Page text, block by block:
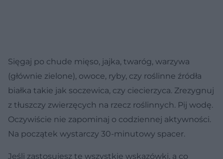
Sięgaj po chude mięso, jajka, twaróg, warzywa
(głównie zielone), owoce, ryby, czy roślinne źródła
białka takie jak soczewica, czy ciecierzyca. Zrezygnuj
z tłuszczy zwierzęcych na rzecz roślinnych. Pij wodę.
Oczywiście nie zapominaj o codziennej aktywności.
Na początek wystarczy 30-minutowy spacer.
Jeśli zastosujesz te wszystkie wskazówki, a co